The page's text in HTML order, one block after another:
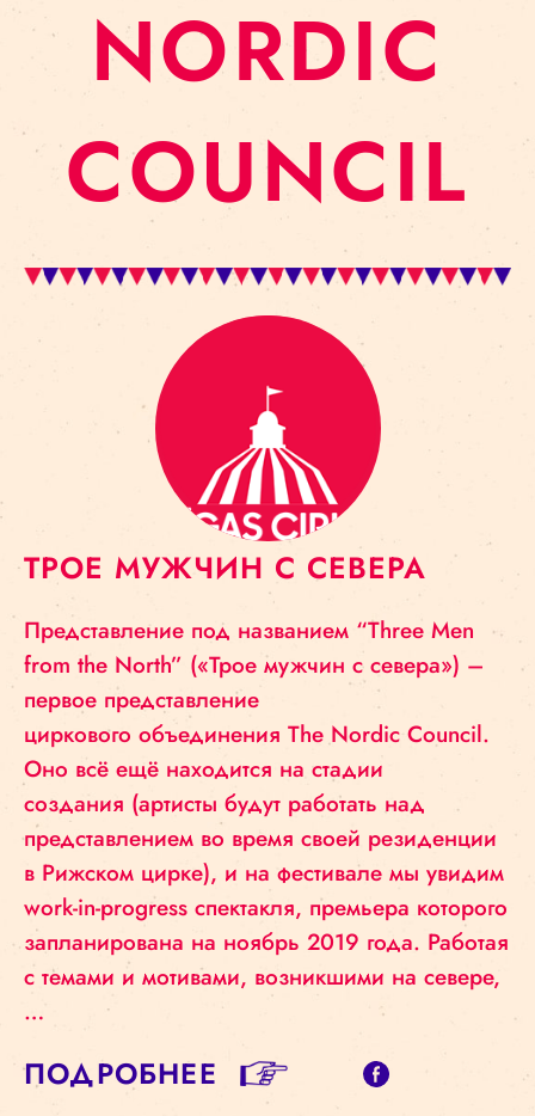
NORDIC
COUNCIL
ТРОЕ МУЖЧИН С СЕВЕРА
Представление под названием “Three Men
from the North” («Трое мужчин с севера») –
первое представление
циркового объединения The Nordic Council.
Оно всё ещё находится на стадии
создания (артисты будут работать над
представлением во время своей резиденции
в Рижском цирке), и на фестивале мы увидим
work-in-progress спектакля, премьера которого
запланирована на ноябрь 2019 года. Работая
с темами и мотивами, возникшими на севере,
…
ПОДРОБНЕЕ